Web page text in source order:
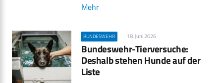
Mehr
BUNDESWEHR 18. Juni 2026
Bundeswehr-Tierversuche:
Deshalb stehen Hunde auf der
Liste